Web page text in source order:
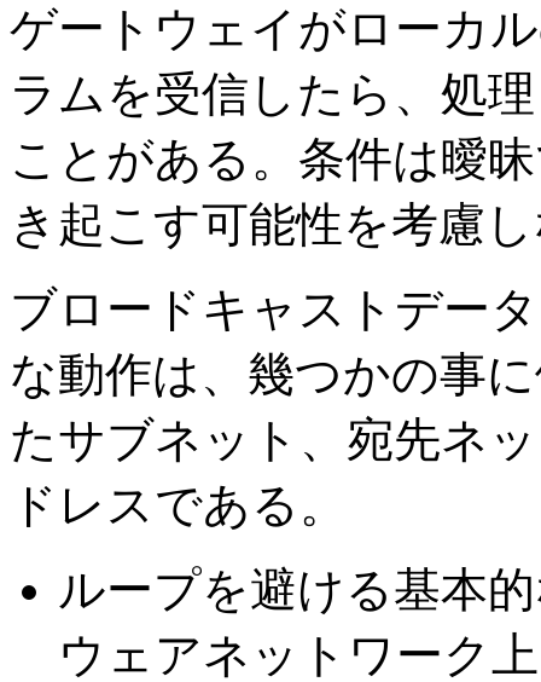
ゲートウェイがローカ
ラムを受信したら、処
ことがある。条件は曖
き起こす可能性を考慮
ブロードキャストデー
な動作は、幾つかの事
たサブネット、宛先ネ
ドレスである。
ループを避ける基本
ウェアネットワーク